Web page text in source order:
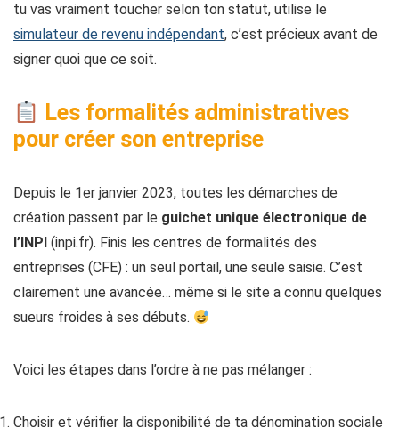
tu vas vraiment toucher selon ton statut, utilise le
simulateur de revenu indépendant, c’est précieux avant de
signer quoi que ce soit.
Les formalités administratives
pour créer son entreprise
Depuis le 1er janvier 2023, toutes les démarches de
création passent par le guichet unique électronique de
l’INPI (inpi.fr). Finis les centres de formalités des
entreprises (CFE) : un seul portail, une seule saisie. C’est
clairement une avancée… même si le site a connu quelques
sueurs froides à ses débuts.
Voici les étapes dans l’ordre à ne pas mélanger :
Choisir et vérifier la disponibilité de ta dénomination sociale